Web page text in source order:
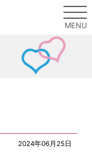
MENU
2024年06月25日